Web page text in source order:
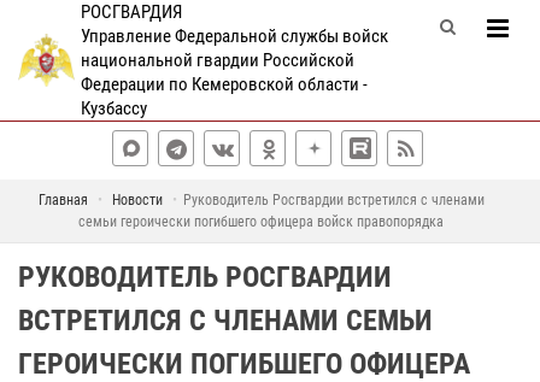
РОСГВАРДИЯ
Управление Федеральной службы войск
национальной гвардии Российской
Федерации по Кемеровской области -
Кузбассу
Главная Новости
Руководитель Росгвардии встретился с членами
семьи героически погибшего офицера войск правопорядка
РУКОВОДИТЕЛЬ РОСГВАРДИИ
ВСТРЕТИЛСЯ С ЧЛЕНАМИ СЕМЬИ
ГЕРОИЧЕСКИ ПОГИБШЕГО ОФИЦЕРА